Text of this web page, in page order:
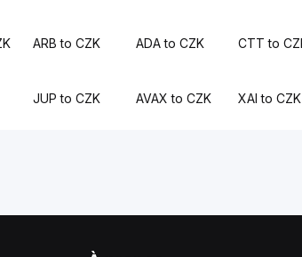
ARB to CZK ADA to CZK CTT to
JUP to CZK AVAX to CZK XAI to CZK